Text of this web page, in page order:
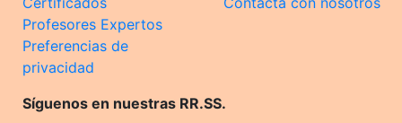
Profesores Expertos
Preferencias de
privacidad
Síguenos en nuestras RR.SS.